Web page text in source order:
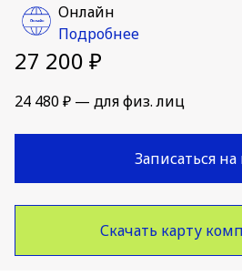
Онлайн
Подробнее
27 200 ₽
24 480 ₽ — для физ. лиц
Записаться на
Скачать карту